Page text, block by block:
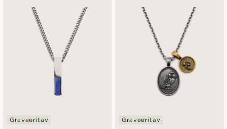
Graveeritav Graveeritav